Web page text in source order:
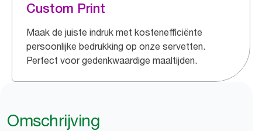
Custom Print
Maak de juiste indruk met kostenefficiënte
persoonlijke bedrukking op onze servetten.
Perfect voor gedenkwaardige maaltijden.
Omschrijving